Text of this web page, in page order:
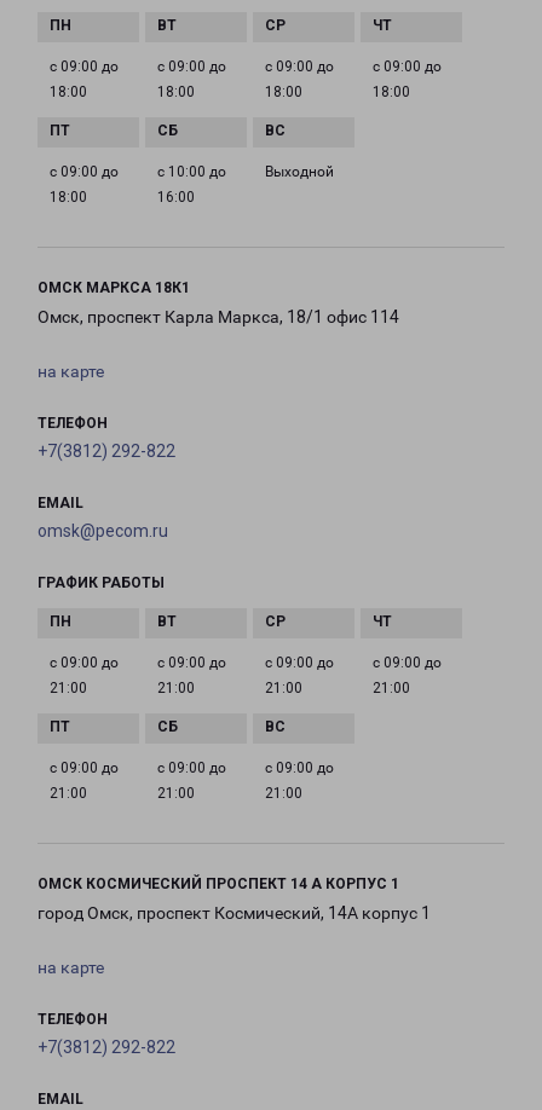
с 09:00 до
18:00
с 09:00 до
18:00
с 09:00 до
18:00
с 09:00 до
18:00
с 09:00 до
18:00
с 10:00 до
16:00
Выходной
ОМСК МАРКСА 18К1
Омск, проспект Карла Маркса, 18/1 офис 114
на карте
ТЕЛЕФОН
+7(3812) 292-822
EMAIL
omsk@pecom.ru
ГРАФИК РАБОТЫ
с 09:00 до
21:00
с 09:00 до
21:00
с 09:00 до
21:00
с 09:00 до
21:00
с 09:00 до
21:00
с 09:00 до
21:00
с 09:00 до
21:00
ОМСК КОСМИЧЕСКИЙ ПРОСПЕКТ 14 А КОРПУС 1
город Омск, проспект Космический, 14А корпус 1
на карте
ТЕЛЕФОН
+7(3812) 292-822
EMAIL